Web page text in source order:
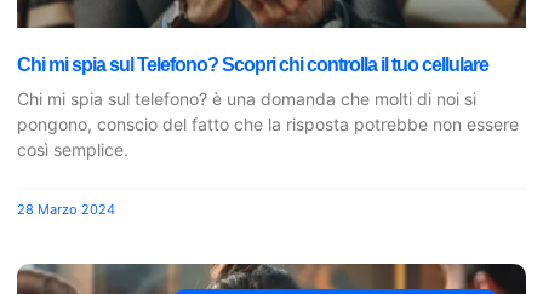
Chi mi spia sul Telefono? Scopri chi controlla il tuo cellulare
Chi mi spia sul telefono? è una domanda che molti di noi si
pongono, conscio del fatto che la risposta potrebbe non essere
così semplice.
28 Marzo 2024